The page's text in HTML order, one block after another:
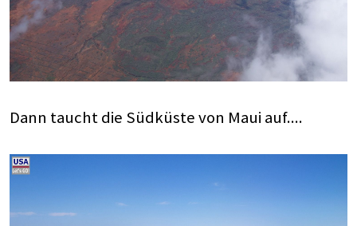
Dann taucht die Südküste von Maui auf....